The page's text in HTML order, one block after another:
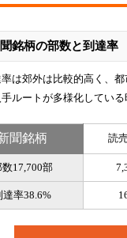
銘柄の部数と到達率
は郊外は比較的高く、都
ルートが多様化してい
聞銘柄 読
17,700部
達率38.6%